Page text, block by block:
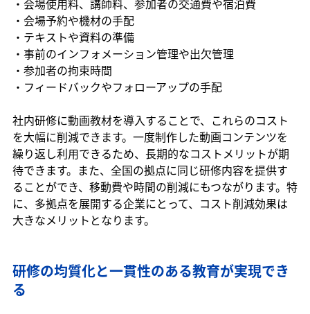
・会場予約や機材の手配
・テキストや資料の準備
・事前のインフォメーション管理や出欠管理
・参加者の拘束時間
・フィードバックやフォローアップの手配
社内研修に動画教材を導入することで、これらのコスト
を大幅に削減できます。一度制作した動画コンテンツを
繰り返し利用できるため、長期的なコストメリットが期
待できます。また、全国の拠点に同じ研修内容を提供す
ることができ、移動費や時間の削減にもつながります。特
に、多拠点を展開する企業にとって、コスト削減効果は
大きなメリットとなります。
研修の均質化と一貫性のある教育が実現でき
る